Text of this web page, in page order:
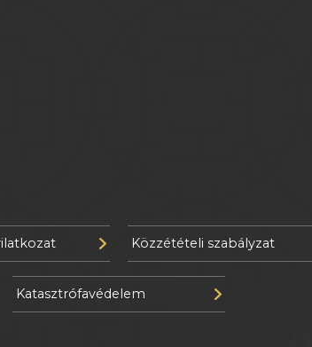
Közzétételi szabályzat
Katasztrófavédelem